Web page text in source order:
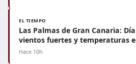
EL TIEMPO
Las Palmas de Gran Canaria:
vientos fuertes y temperaturas
Hace 10h